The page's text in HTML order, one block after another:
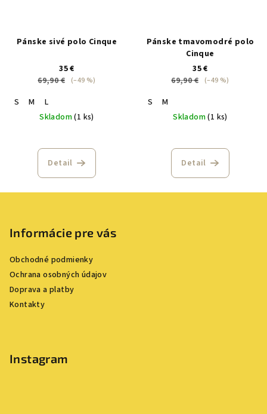
Pánske sivé polo Cinque
35 €
69,90 €
(–49 %)
S M
L
Skladom(1 ks)
Detail
Pánske tmavomodré polo
Cinque
35 €
69,90 €
(–49 %)
S
M
Skladom(1 ks)
Detail
Informácie pre vás
Obchodné podmienky
Ochrana osobných údajov
Doprava a platby
Kontakty
Instagram